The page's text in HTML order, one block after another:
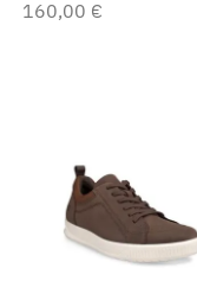
160,00 €